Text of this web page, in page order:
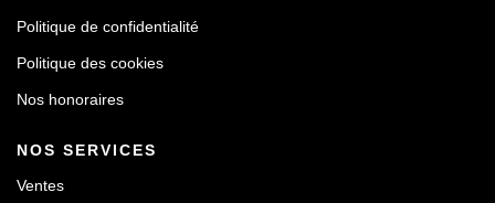
Politique de confidentialité
Politique des cookies
Nos honoraires
NOS SERVICES
Ventes